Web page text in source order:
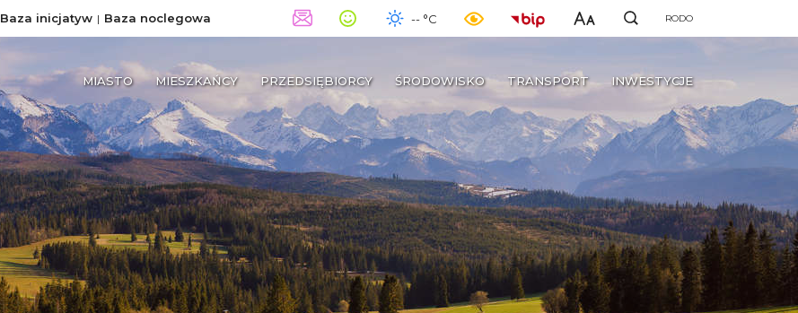
Baza inicjatyw Baza noclegowa -- °C RODO
MIASTO MIESZKAŃCY PRZEDSIĘBIORCY ŚRODOWISKO TRANSPORT INWESTYCJE